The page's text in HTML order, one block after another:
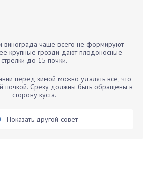
винограда чаще всего не формируют
крупные грозди дают плодоносные
стрелки до 15 почки.
перед зимой можно удалять все, что
почкой. Срезу должны быть обращены в
сторону куста.
Показать другой совет